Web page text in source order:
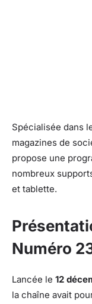
Spécialisée dans
magazines de
propose une
nombreux
et tablette.
Numéro
Lancée le 12
la chaîne avait